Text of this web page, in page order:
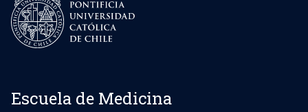
Escuela de Medicina